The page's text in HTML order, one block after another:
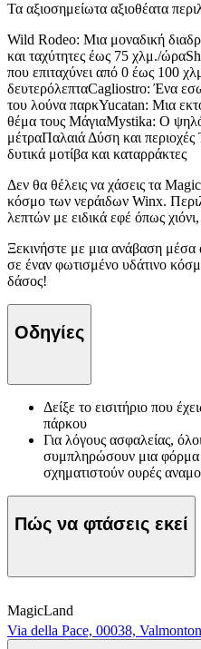
Τα αξιοσημείωτα αξιοθέατα
Wild Rodeo: Μια μοναδική
και ταχύτητες έως 75 χλμ./
που επιταχύνει από 0 έως 100
δευτερόλεπταCagliostro: Ένα
του λούνα παρκYucatan: Μια
θέμα τους ΜάγιαMystika: Ο
μέτραΠαλαιά Δύση και
δυτικά μοτίβα και καταρράκτες
Δεν θα θέλεις να χάσεις τα
κόσμο των νεράιδων Winx.
λεπτών με ειδικά εφέ όπως
Ξεκινήστε με μια ανάβαση μέσα
σε έναν φωτισμένο υδάτινο
δάσος!
Οδηγίες
Δείξε το εισιτήριο που
πάρκου
Για λόγους ασφαλείας,
συμπληρώσουν μια φόρμα
σχηματιστούν ουρές
Πώς να φτάσεις εκεί
MagicLand
Via della Pace, 00038,